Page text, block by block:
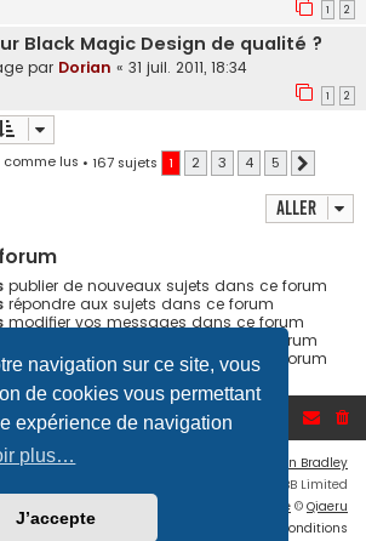
navigation sur ce site, vous
de cookies vous permettant
expérience de navigation
plus…
J’accepte
1 2
Black Magic Design de qualité ?
par Dorian « 31 juil. 2011, 18:34
1 2
lus • 167 sujets 1 2 3 4 5
Aller
publier de nouveaux sujets dans ce forum
répondre aux sujets dans ce forum
modifier vos messages dans ce forum
supprimer vos messages dans ce forum
transférer de pièces jointes dans ce forum
Ian Bradley
® Forum Software © phpBB Limited
Traduction française officielle © Qiaeru
Conditions